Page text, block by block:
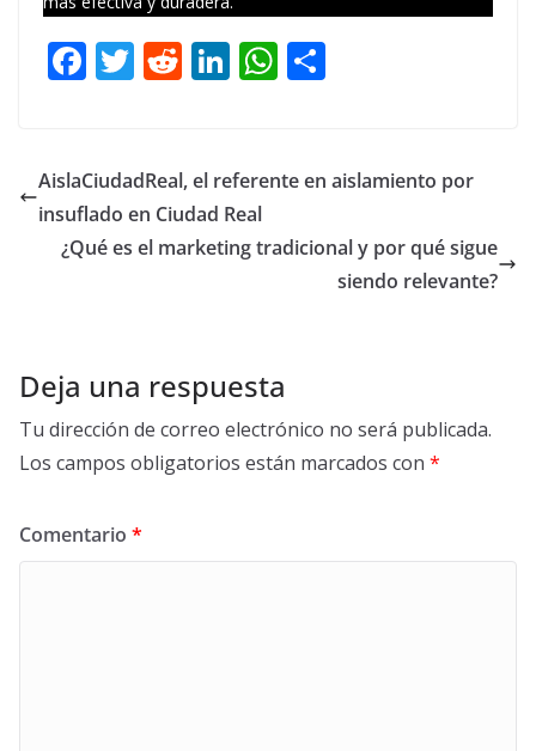
F
b
o
o
T
er
R
di
t
Li
e
dI
n
W
s
p
p
ti
r
AislaCiudadReal, el referente en aislamiento por
insuflado en Ciudad Real
¿Qué es el marketing tradicional y por qué sigue
siendo relevante?
Deja una respuesta
Tu dirección de correo electrónico no será publicada.
Los campos obligatorios están marcados con *
Comentario *